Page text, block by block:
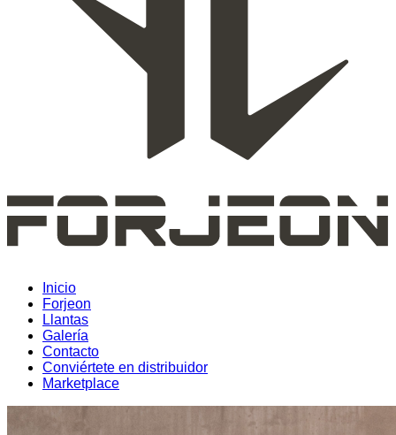
Inicio
Forjeon
Llantas
Galería
Contacto
Conviértete en distribuidor
Marketplace